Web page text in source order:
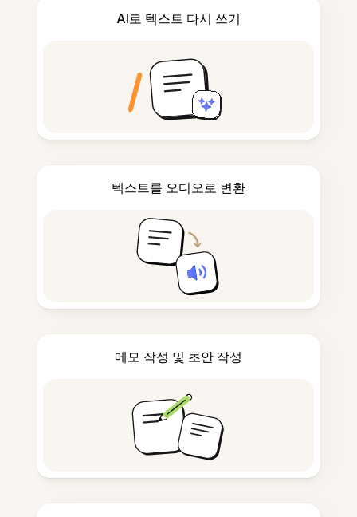
AI로 텍스트 다시 쓰기
텍스트를 오디오로 변환
메모 작성 및 초안 작성